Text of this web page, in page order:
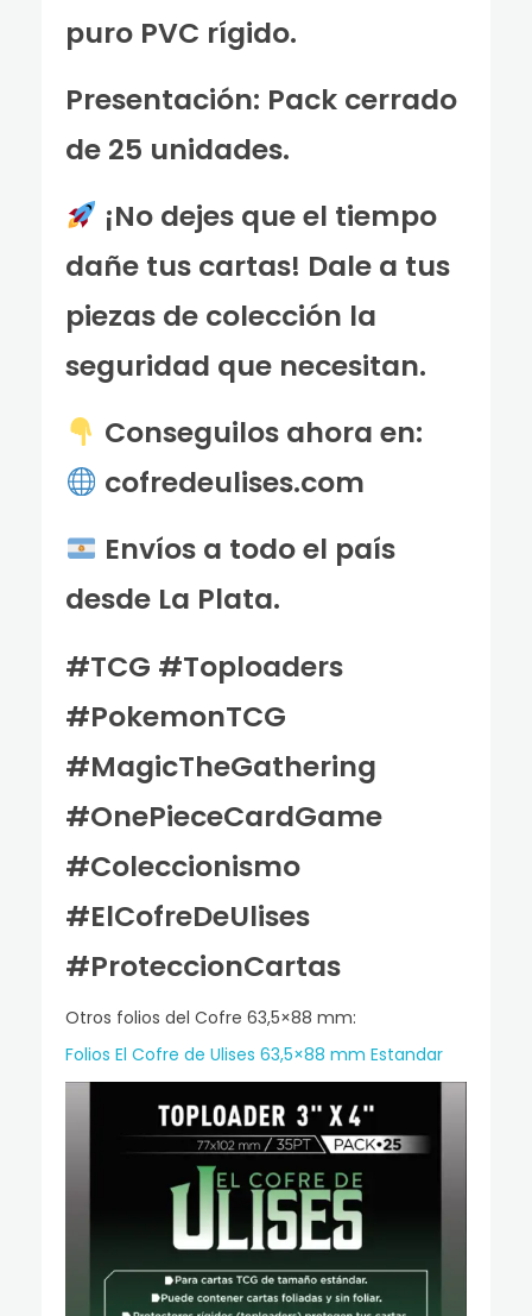
puro PVC rígido.
Presentación: Pack cerrado
de 25 unidades.
¡No dejes que el tiempo
dañe tus cartas! Dale a tus
piezas de colección la
seguridad que necesitan.
Conseguilos ahora en:
cofredeulises.com
Envíos a todo el país
desde La Plata.
#TCG #Toploaders
#PokemonTCG
#MagicTheGathering
#OnePieceCardGame
#Coleccionismo
#ElCofreDeUlises
#ProteccionCartas
Otros folios del Cofre 63,5×88 mm:
Folios El Cofre de Ulises 63,5×88 mm Estandar